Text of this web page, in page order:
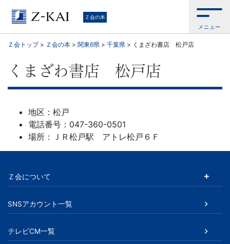
学
習
参
考
語
学
書、
Ｚ会の本
メニュー
Ｚ会トップ> Ｚ会の本 > 関東6県 > 千葉県 > くまざわ書店 松戸店
くまざわ書店 松戸店
地区：松戸
電話番号：047-360-0501
場所：ＪＲ松戸駅 アトレ松戸６Ｆ
Ｚ会について
SNSアカウント一覧
テレビCM一覧